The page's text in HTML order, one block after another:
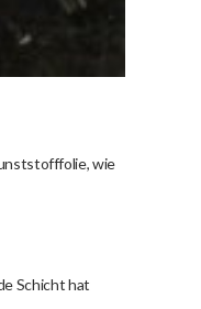
wie
Schicht hat